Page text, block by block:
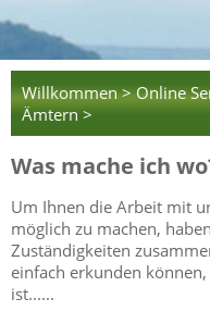
Willkommen > Online
Ämtern >
Was mache ich
Um Ihnen die Arbeit mit
möglich zu machen,
Zuständigkeiten
einfach erkunden
ist......